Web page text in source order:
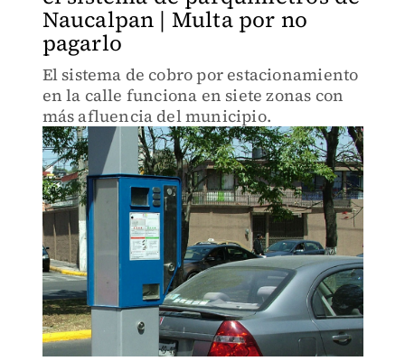
Naucalpan | Multa por no
pagarlo
El sistema de cobro por estacionamiento
en la calle funciona en siete zonas con
más afluencia del municipio.